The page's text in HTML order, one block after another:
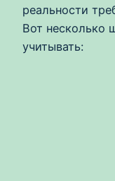
реальности
Вот несколько
учитывать: